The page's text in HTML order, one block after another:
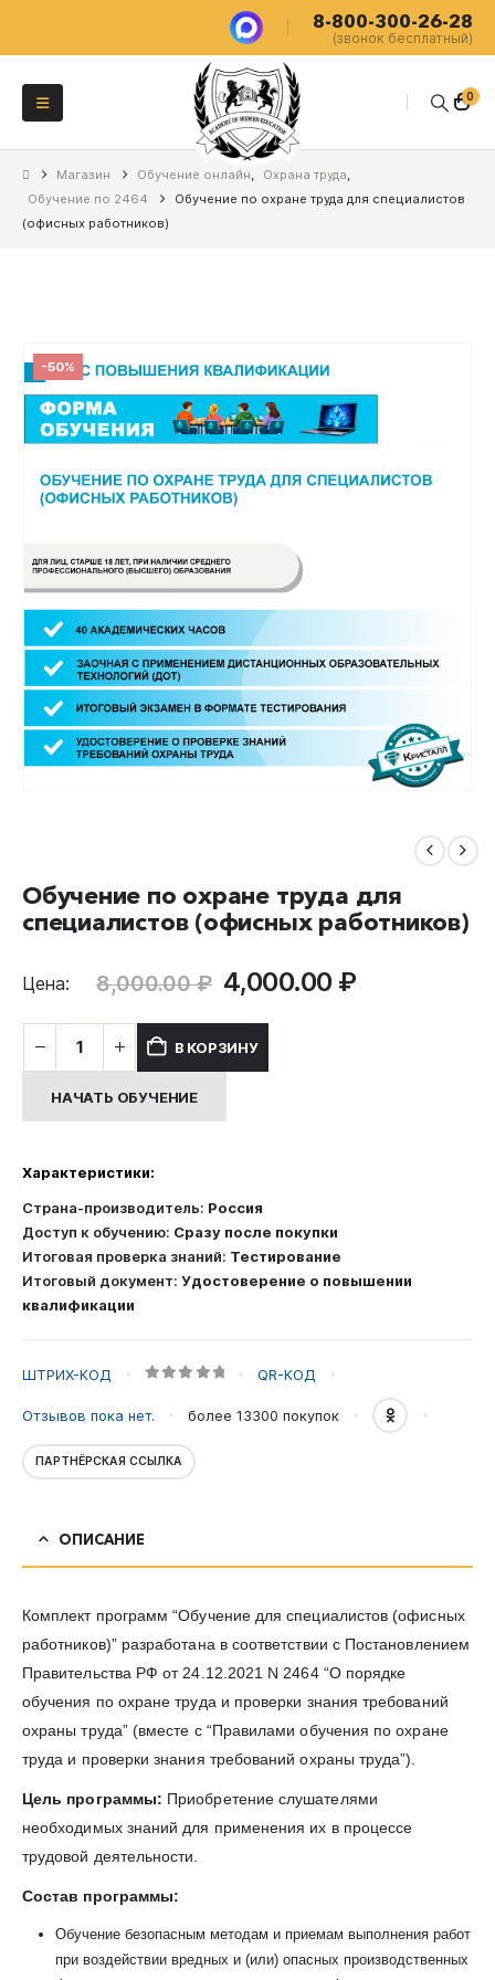
8-800-300-26-28
(звонок бесплатный)
0
Магазин Обучение онлайн, Охрана труда,
Обучение по 2464
Обучение по охране труда для специалистов
(офисных работников)
-50%
Обучение по охране труда для
специалистов (офисных работников)
Цена: 8,000.00₽ Первоначальная
составляла
8,000.00 ₽.
4,000.00 ₽Текущая
для
специалистов
(офисных
работников)
В КОРЗИНУ
НАЧАТЬ ОБУЧЕНИЕ
Характеристики:
Страна-производитель: Россия
Доступ к обучению: Сразу после покупки
Итоговая проверка знаний: Тестирование
Итоговый документ: Удостоверение о повышении
квалификации
ШТРИХ-КОД QR-КОД
Отзывов пока нет. более 13300 покупок
ПАРТНЁРСКАЯ ССЫЛКА
ОПИСАНИЕ
Комплект программ “Обучение для специалистов (офисных
работников)” разработана в соответствии с Постановлением
Правительства РФ от 24.12.2021 N 2464 “О порядке
обучения по охране труда и проверки знания требований
охраны труда” (вместе с “Правилами обучения по охране
труда и проверки знания требований охраны труда”).
Цель программы: Приобретение слушателями
необходимых знаний для применения их в процессе
трудовой деятельности.
Состав программы:
Обучение безопасным методам и приемам выполнения работ
при воздействии вредных и (или) опасных производственных